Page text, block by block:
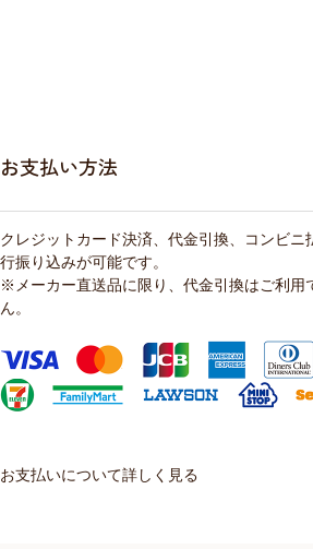
お支払い方法
クレジットカード決済、代金引換、コンビニ
行振り込みが可能です。
※メーカー直送品に限り、代金引換はご利用
ん。
お支払いについて詳しく見る